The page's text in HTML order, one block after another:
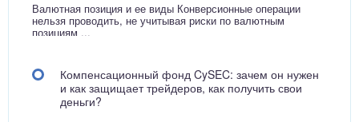
Валютная позиция и ее виды Конверсионные операции
нельзя проводить, не учитывая риски по валютным
позициям ...
Компенсационный фонд CySEC: зачем он нужен
и как защищает трейдеров, как получить свои
деньги?